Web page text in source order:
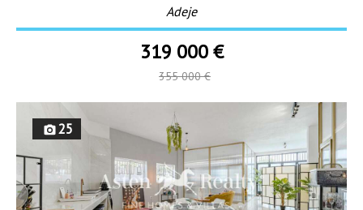
Adeje
319 000 €
355 000 €
25